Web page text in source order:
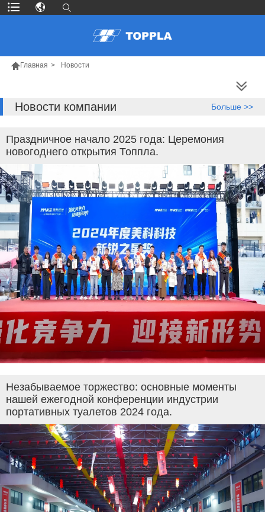
Главная > Hовости
Новости компании Больше >>
Праздничное начало 2025 года: Церемония
новогоднего открытия Топпла.
Незабываемое торжество: основные моменты
нашей ежегодной конференции индустрии
портативных туалетов 2024 года.